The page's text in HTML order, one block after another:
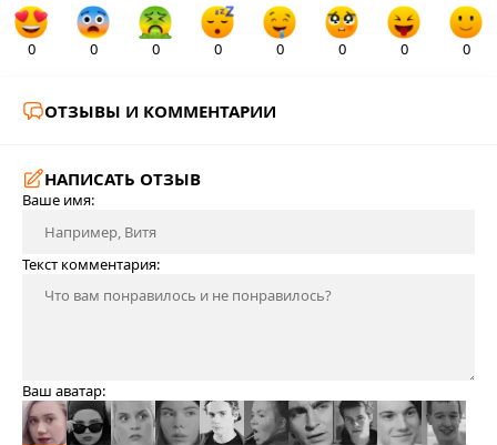
0 0 0 0 0 0 0 0
ОТЗЫВЫ И КОММЕНТАРИИ
НАПИСАТЬ ОТЗЫВ
Ваше имя:
Текст комментария:
Ваш аватар: